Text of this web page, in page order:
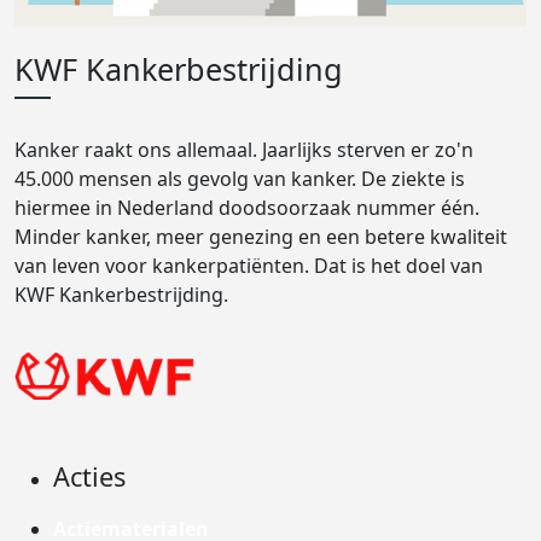
KWF Kankerbestrijding
Kanker raakt ons allemaal. Jaarlijks sterven er zo'n
45.000 mensen als gevolg van kanker. De ziekte is
hiermee in Nederland doodsoorzaak nummer één.
Minder kanker, meer genezing en een betere kwaliteit
van leven voor kankerpatiënten. Dat is het doel van
KWF Kankerbestrijding.
Acties